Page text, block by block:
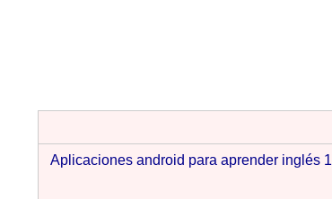
Aplicaciones android para aprender inglés 1